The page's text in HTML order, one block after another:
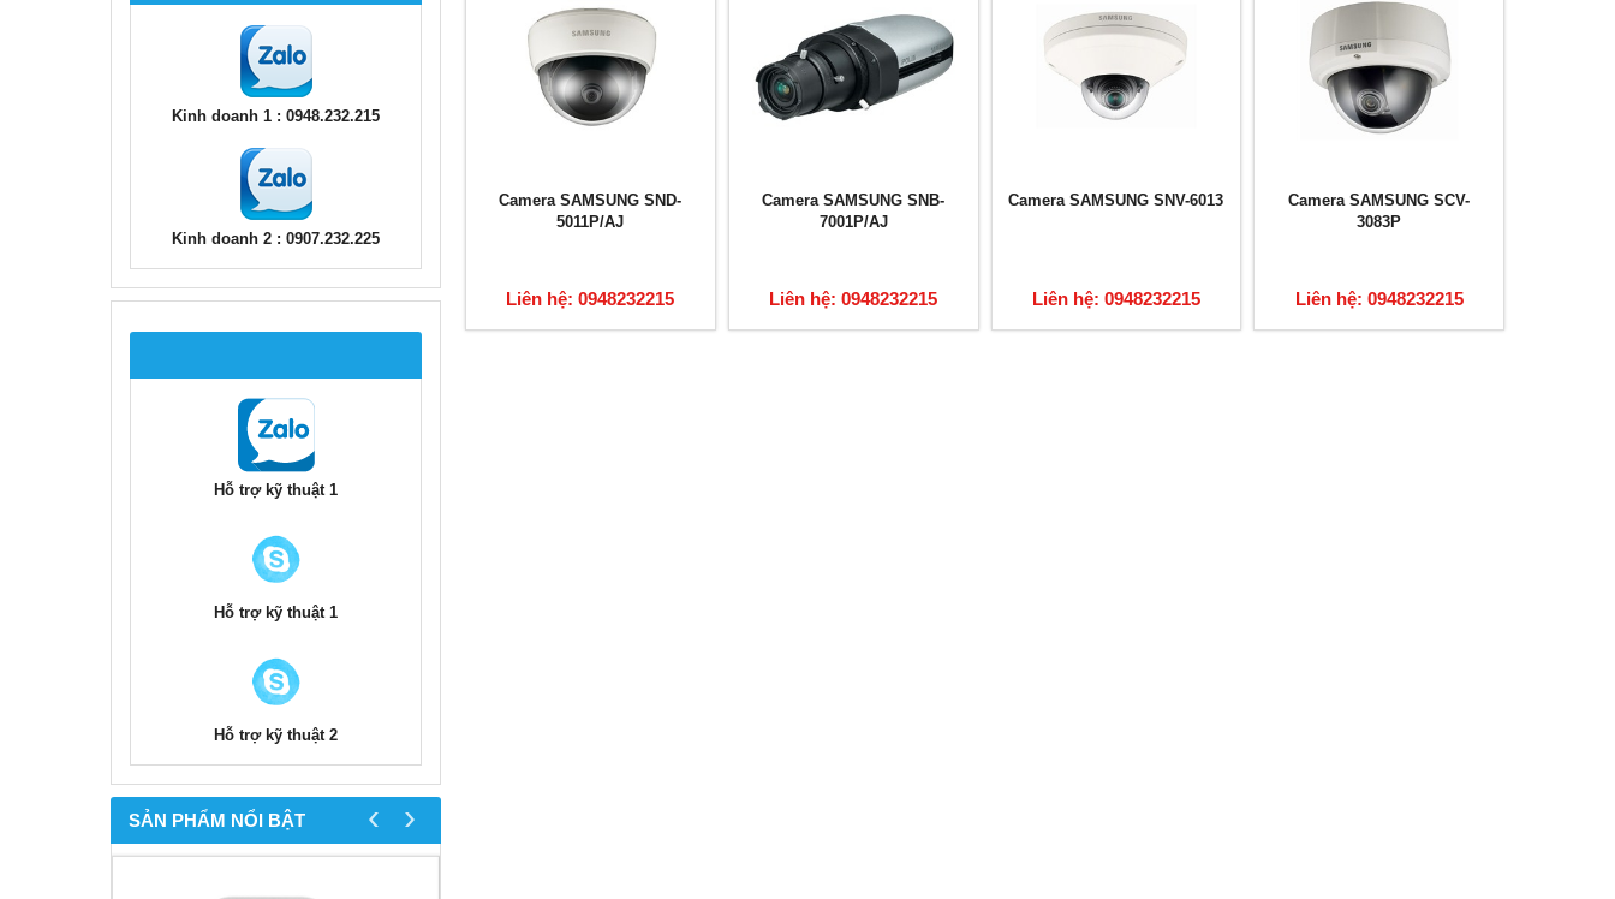
Kinh doanh 1 : 0948.232.215
Kinh doanh 2 : 0907.232.225
Hỗ trợ kỹ thuật 1
Hỗ trợ kỹ thuật 1
Hỗ trợ kỹ thuật 2
SẢN PHẨM NỔI BẬT ‹ ›
Camera SAMSUNG SND-
5011P/AJ
Liên hệ: 0948232215
Camera SAMSUNG SNB-
7001P/AJ
Liên hệ: 0948232215
Camera SAMSUNG SNV-6013
Liên hệ: 0948232215
Camera SAMSUNG SCV-
3083P
Liên hệ: 0948232215